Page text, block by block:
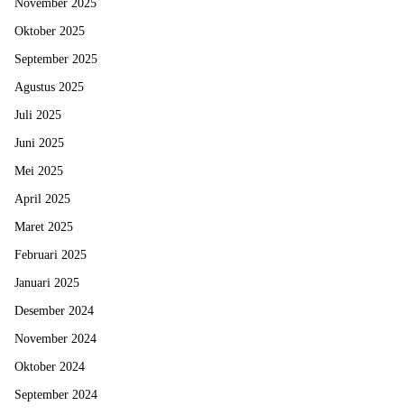
November 2025
Oktober 2025
September 2025
Agustus 2025
Juli 2025
Juni 2025
Mei 2025
April 2025
Maret 2025
Februari 2025
Januari 2025
Desember 2024
November 2024
Oktober 2024
September 2024